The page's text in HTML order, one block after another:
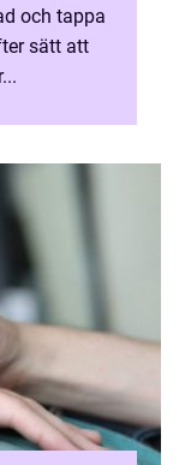
och tappa
sätt att